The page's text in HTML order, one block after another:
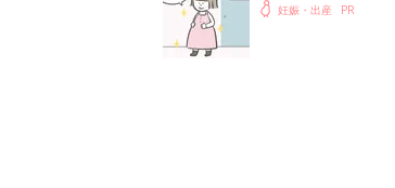
妊娠・出産